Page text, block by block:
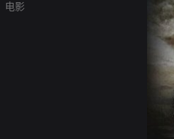
电影